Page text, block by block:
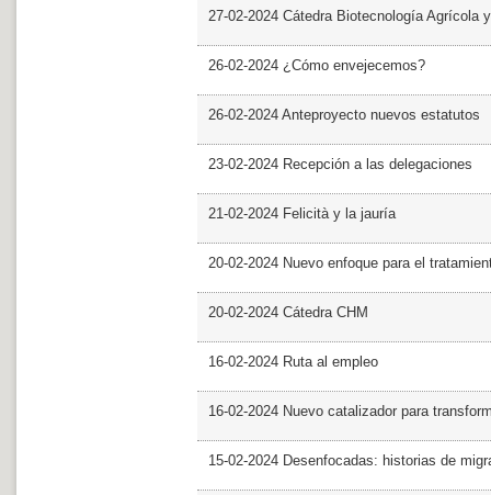
27-02-2024 Cátedra Biotecnología Agrícola
26-02-2024 ¿Cómo envejecemos?
26-02-2024 Anteproyecto nuevos estatutos
23-02-2024 Recepción a las delegaciones
21-02-2024 Felicità y la jauría
20-02-2024 Nuevo enfoque para el
20-02-2024 Cátedra CHM
16-02-2024 Ruta al empleo
16-02-2024 Nuevo catalizador para
15-02-2024 Desenfocadas: historias de